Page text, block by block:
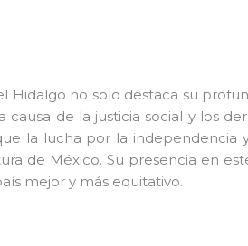
Hidalgo no solo destaca su
de la justicia social y los
la lucha por la independencia
de México. Su presencia en
mejor y más equitativo.